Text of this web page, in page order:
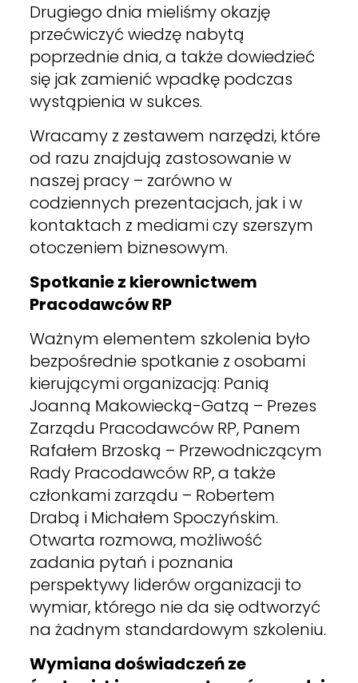
Drugiego dnia mieliśmy okazję
przećwiczyć wiedzę nabytą
poprzednie dnia, a także dowiedzieć
się jak zamienić wpadkę podczas
wystąpienia w sukces.
Wracamy z zestawem narzędzi, które
od razu znajdują zastosowanie w
naszej pracy – zarówno w
codziennych prezentacjach, jak i w
kontaktach z mediami czy szerszym
otoczeniem biznesowym.
Spotkanie z kierownictwem
Pracodawców RP
Ważnym elementem szkolenia było
bezpośrednie spotkanie z osobami
kierującymi organizacją: Panią
Joanną Makowiecką-Gatzą – Prezes
Zarządu Pracodawców RP, Panem
Rafałem Brzoską – Przewodniczącym
Rady Pracodawców RP, a także
członkami zarządu – Robertem
Drabą i Michałem Spoczyńskim.
Otwarta rozmowa, możliwość
zadania pytań i poznania
perspektywy liderów organizacji to
wymiar, którego nie da się odtworzyć
na żadnym standardowym szkoleniu.
Wymiana doświadczeń ze